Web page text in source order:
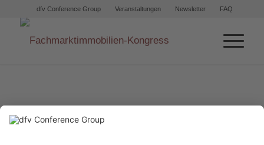
dfv Conference Group Veranstaltungen Newsletter FAQ
Angel Dimitrov